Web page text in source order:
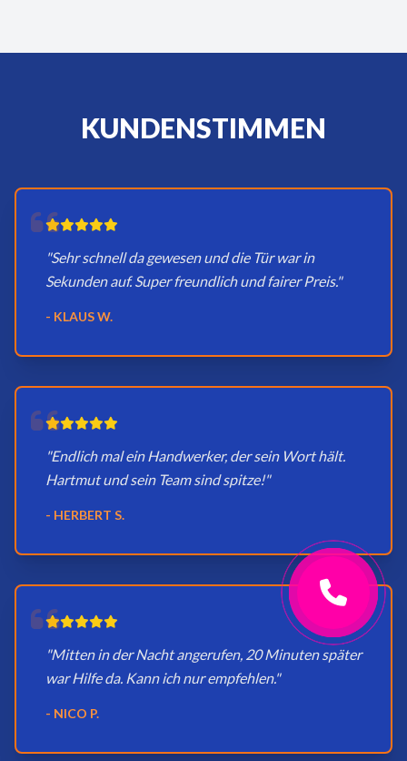
KUNDENSTIMMEN
"Sehr schnell da gewesen und die Tür war in
Sekunden auf. Super freundlich und fairer Preis."
- KLAUS W.
"Endlich mal ein Handwerker, der sein Wort hält.
Hartmut und sein Team sind spitze!"
- HERBERT S.
"Mitten in der Nacht angerufen, 20 Minuten später
war Hilfe da. Kann ich nur empfehlen."
- NICO P.